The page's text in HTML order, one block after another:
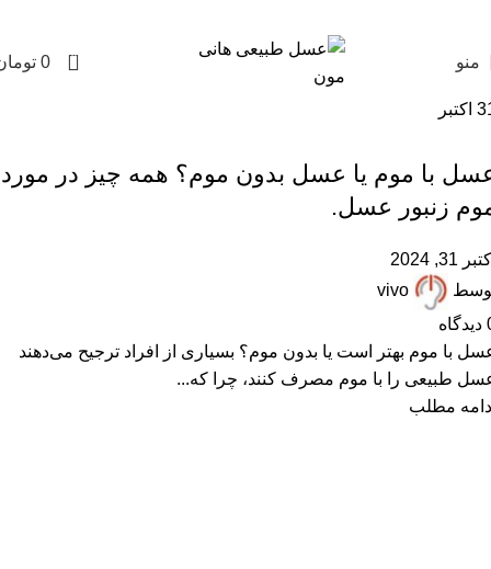
منو 0
0
اکتبر
با موم یا عسل بدون موم؟ همه چیز در مورد
زنبور عسل.
31, 2024
vivo
دیدگاه
با موم بهتر است یا بدون موم؟ بسیاری از افراد ترجیح می‌دهند
طبیعی را با موم مصرف کنند، چرا که...
مطلب